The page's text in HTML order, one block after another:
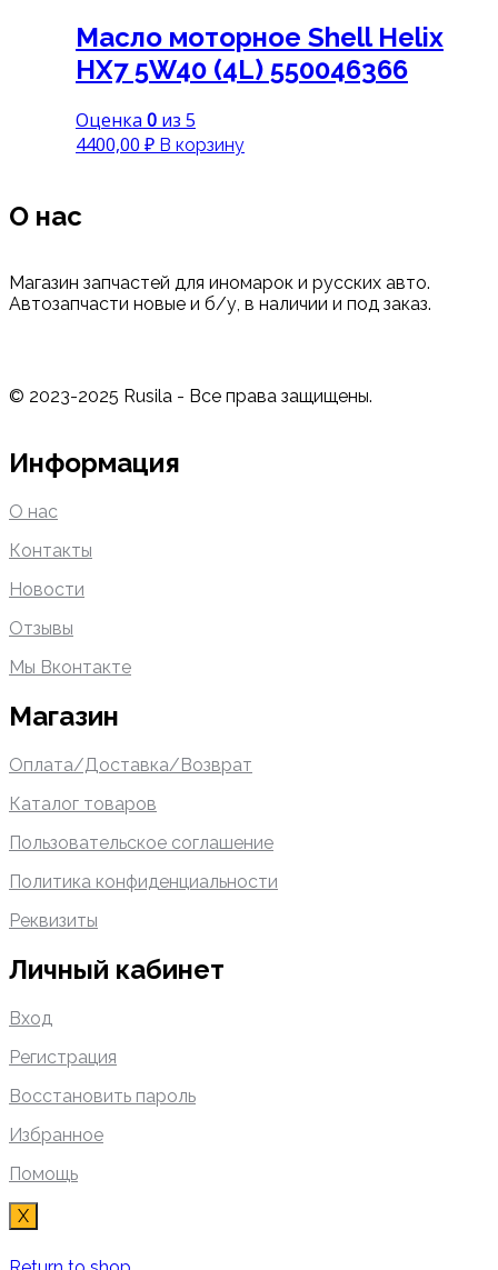
Масло моторное Shell Helix
HX7 5W40 (4L) 550046366
Оценка 0 из 5
4400,00 ₽ В корзину
О нас
Магазин запчастей для иномарок и русских авто.
Автозапчасти новые и б/у, в наличии и под заказ.
© 2023-2025 Rusila - Все права защищены.
Информация
О нас
Контакты
Новости
Отзывы
Мы Вконтакте
Магазин
Оплата/Доставка/Возврат
Каталог товаров
Пользовательское соглашение
Политика конфиденциальности
Реквизиты
Личный кабинет
Вход
Регистрация
Восстановить пароль
Избранное
Помощь
X